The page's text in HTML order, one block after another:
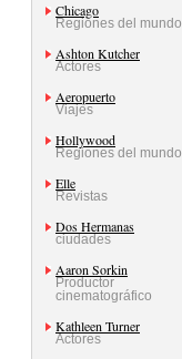
Chicago
Regiones del mundo
Ashton Kutcher
Actores
Aeropuerto
Viajes
Hollywood
Regiones del mundo
Elle
Revistas
Dos Hermanas
ciudades
Aaron Sorkin
Productor
cinematográfico
Kathleen Turner
Actores